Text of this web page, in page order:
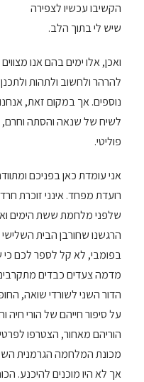
הקשיבו עכשיו לצפירה
שיש לי בתוך הלב.
ואכן, אלו ימים בהם אנו
להרהר ולחשוב ולתהות
נוספים. אך במקום זאת,
לשיח של שנאה והסתה וחרם,
פוליטי.
אני עומדת כאן בפניכם
רועדת מפחד. אינני זוכרת
שלפני מלחמת ששת הימים
הרגשנו שחורבן הבית
בפומבי, לא קל לספר לכם כי
מדמה צעדים כבדים
הדור השני לשורדי שואה,
על סיפור חייהם של הורי חיה
הוריהם מאחור, הצטרפו
מכונת המלחמה הגרמנית
אך לא היו מוכנים להיכנע.